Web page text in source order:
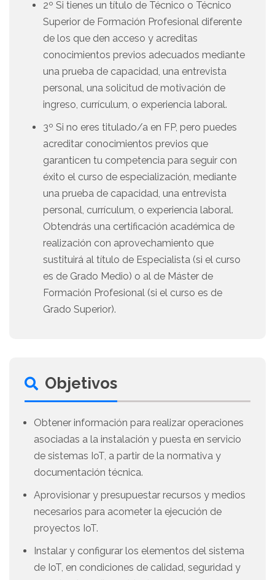
2º Si tienes un título de Técnico o Técnico
Superior de Formación Profesional diferente
de los que den acceso y acreditas
conocimientos previos adecuados mediante
una prueba de capacidad, una entrevista
personal, una solicitud de motivación de
ingreso, currículum, o experiencia laboral.
3º Si no eres titulado/a en FP, pero puedes
acreditar conocimientos previos que
garanticen tu competencia para seguir con
éxito el curso de especialización, mediante
una prueba de capacidad, una entrevista
personal, currículum, o experiencia laboral.
Obtendrás una certificación académica de
realización con aprovechamiento que
sustituirá al título de Especialista (si el curso
es de Grado Medio) o al de Máster de
Formación Profesional (si el curso es de
Grado Superior).
Objetivos
Obtener información para realizar operaciones
asociadas a la instalación y puesta en servicio
de sistemas IoT, a partir de la normativa y
documentación técnica.
Aprovisionar y presupuestar recursos y medios
necesarios para acometer la ejecución de
proyectos IoT.
Instalar y configurar los elementos del sistema
de IoT, en condiciones de calidad, seguridad y